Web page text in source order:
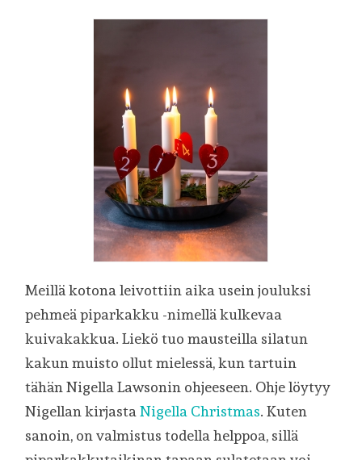
Meillä kotona leivottiin aika usein jouluksi
pehmeä piparkakku -nimellä kulkevaa
kuivakakkua. Liekö tuo mausteilla silatun
kakun muisto ollut mielessä, kun tartuin
tähän Nigella Lawsonin ohjeeseen. Ohje löytyy
Nigellan kirjastaNigella Christmas. Kuten
sanoin, on valmistus todella helppoa, sillä